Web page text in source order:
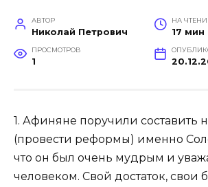
АВТОР
Николай Петрович
НА
17 мин
ПРОСМОТРОВ
1
1. Афиняне поручили составить
(провести реформы) именно
что он был очень мудрым и
человеком. Свой достаток, свои